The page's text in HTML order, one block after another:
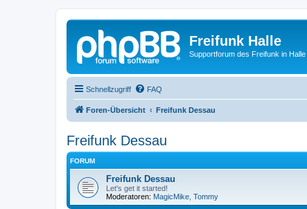
Freifunk Halle
Supportforum des Freifunk in Halle
Schnellzugriff FAQ
Foren-Übersicht Freifunk Dessau
Freifunk Dessau
FORUM
Freifunk Dessau
Let's get it started!
Moderatoren: MagicMike Tommy